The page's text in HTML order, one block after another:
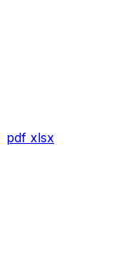
pdf xlsx